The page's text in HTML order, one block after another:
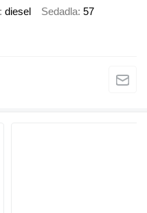
diesel Sedadla 57